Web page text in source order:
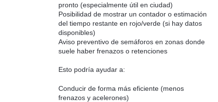
pronto (especialmente útil en ciudad)
Posibilidad de mostrar un contador o estimación
del tiempo restante en rojo/verde (si hay datos
disponibles)
Aviso preventivo de semáforos en zonas donde
suele haber frenazos o retenciones
Esto podría ayudar a:
Conducir de forma más eficiente (menos
frenazos y acelerones)